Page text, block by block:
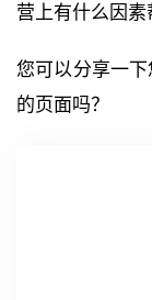
营上有什么因素
您可以分享一
的页面吗？